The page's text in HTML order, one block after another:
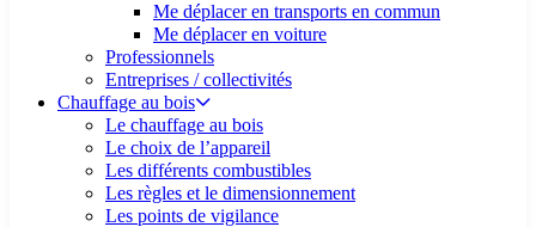
Me déplacer en transports en commun
Me déplacer en voiture
Professionnels
Entreprises / collectivités
Chauffage au bois
Le chauffage au bois
Le choix de l’appareil
Les différents combustibles
Les règles et le dimensionnement
Les points de vigilance